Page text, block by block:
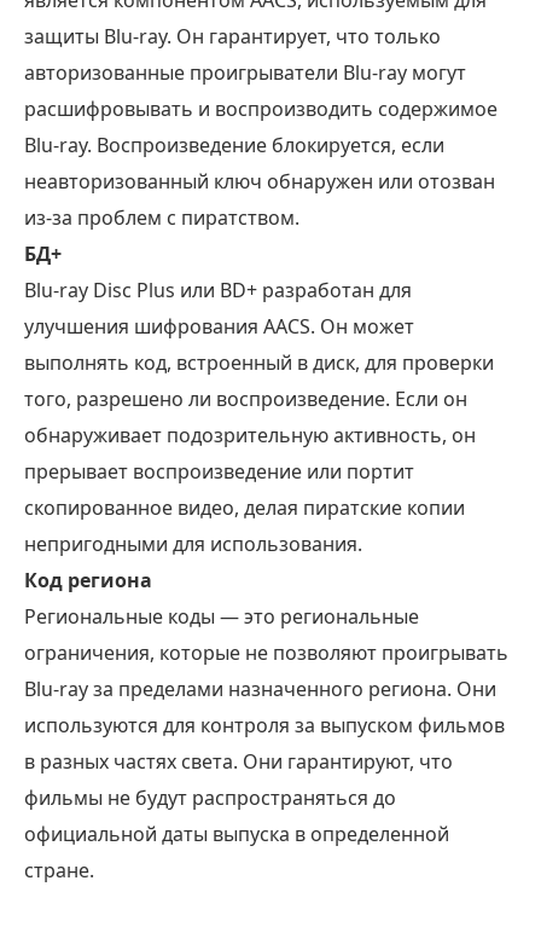
защиты Blu-ray. Он гарантирует, что только
авторизованные проигрыватели Blu-ray могут
расшифровывать и воспроизводить содержимое
Blu-ray. Воспроизведение блокируется, если
неавторизованный ключ обнаружен или отозван
из-за проблем с пиратством.
БД+
Blu-ray Disc Plus или BD+ разработан для
улучшения шифрования AACS. Он может
выполнять код, встроенный в диск, для проверки
того, разрешено ли воспроизведение. Если он
обнаруживает подозрительную активность, он
прерывает воспроизведение или портит
скопированное видео, делая пиратские копии
непригодными для использования.
Код региона
Региональные коды — это региональные
ограничения, которые не позволяют проигрывать
Blu-ray за пределами назначенного региона. Они
используются для контроля за выпуском фильмов
в разных частях света. Они гарантируют, что
фильмы не будут распространяться до
официальной даты выпуска в определенной
стране.